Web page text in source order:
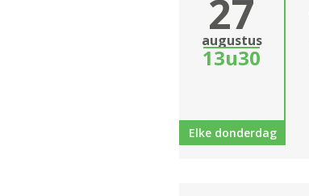
27
augustus
13u30
Elke donderdag